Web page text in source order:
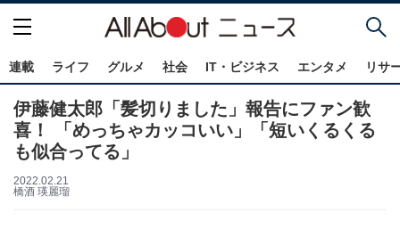
連載 ライフ グルメ 社会 IT・ビジネス エンタメ リサ
伊藤健太郎「髪切りました」報告にファン歓
喜！ 「めっちゃカッコいい」「短いくるくる
も似合ってる」
2022.02.21
橋酒 瑛麗瑠